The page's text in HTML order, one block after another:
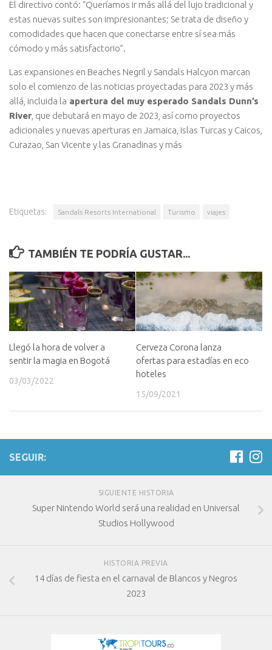
El directivo contó: “Queríamos ir más allá del lujo tradicional y
estas nuevas suites son impresionantes; Se trata de diseño y
comodidades que hacen que conectarse entre sí sea más
cómodo y más satisfactorio”.
Las expansiones en Beaches Negril y Sandals Halcyon marcan
solo el comienzo de las noticias proyectadas para 2023 y más
allá, incluida la apertura del muy esperado Sandals Dunn’s
River , que debutará en mayo de 2023, así como proyectos
adicionales y nuevas aperturas en Jamaica, Islas Turcas y Caicos,
Curazao, San Vicente y las Granadinas y más
Etiquetas: Sandals Resorts International Turismo viajes
TAMBIÉN TE PODRÍA GUSTAR...
Llegó la hora de volver a
sentir la magia en Bogotá
03/03/2022
Cerveza Corona lanza
ofertas para estadías en eco
hoteles
15/09/2021
SEGUIR:
SIGUIENTE HISTORIA
Super Nintendo World será una realidad en Universal
Studios Hollywood
HISTORIA PREVIA
14 días de fiesta en el carnaval de Blancos y Negros
2023